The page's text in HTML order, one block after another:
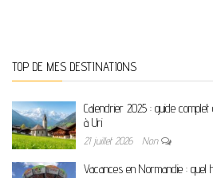
TOP DE MES DESTINATIONS
Calendrier 2025 : guide
à Uri
21 juillet 2026 Non
Vacances en Normandie : quel